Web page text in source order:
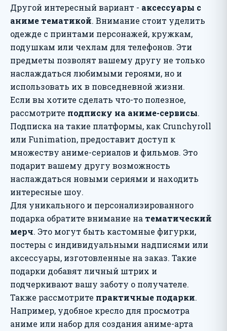
Другой интересный вариант - аксессуары с
аниме тематикой. Внимание стоит уделить
одежде с принтами персонажей, кружкам,
подушкам или чехлам для телефонов. Эти
предметы позволят вашему другу не только
наслаждаться любимыми героями, но и
использовать их в повседневной жизни.
Если вы хотите сделать что-то полезное,
рассмотрите подписку на аниме-сервисы.
Подписка на такие платформы, как Crunchyroll
или Funimation, предоставит доступ к
множеству аниме-сериалов и фильмов. Это
подарит вашему другу возможность
наслаждаться новыми сериями и находить
интересные шоу.
Для уникального и персонализированного
подарка обратите внимание на тематический
мерч. Это могут быть кастомные фигурки,
постеры с индивидуальными надписями или
аксессуары, изготовленные на заказ. Такие
подарки добавят личный штрих и
подчеркивают вашу заботу о получателе.
Также рассмотрите практичные подарки.
Например, удобное кресло для просмотра
аниме или набор для создания аниме-арта